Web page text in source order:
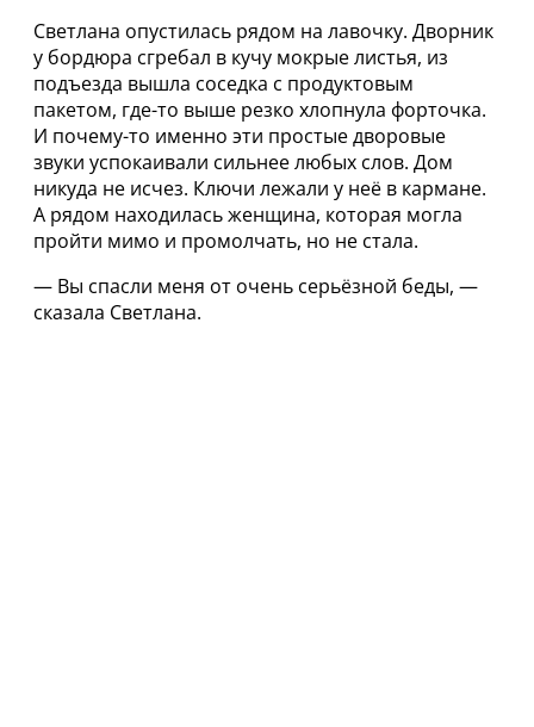
Светлана опустилась рядом на лавочку. Дворник
у бордюра сгребал в кучу мокрые листья, из
подъезда вышла соседка с продуктовым
пакетом, где-то выше резко хлопнула форточка.
И почему-то именно эти простые дворовые
звуки успокаивали сильнее любых слов. Дом
никуда не исчез. Ключи лежали у неё в кармане.
А рядом находилась женщина, которая могла
пройти мимо и промолчать, но не стала.
— Вы спасли меня от очень серьёзной беды, —
сказала Светлана.